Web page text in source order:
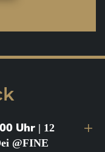
Uhr | 12
@FINE